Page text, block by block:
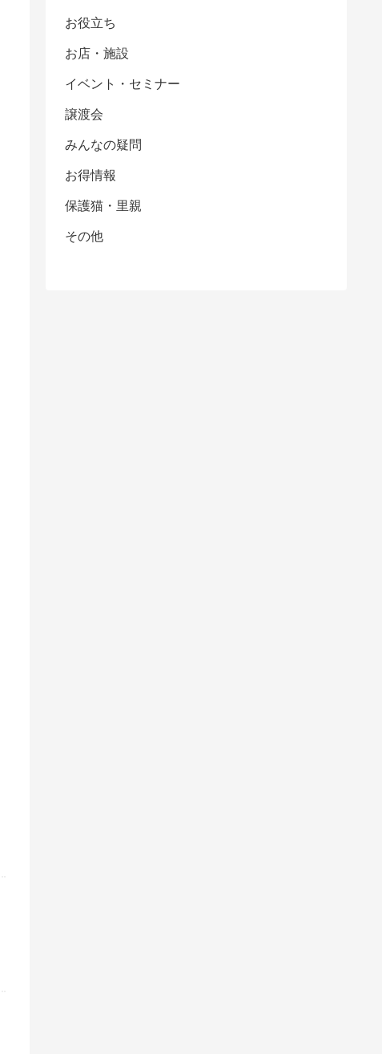
お役立ち
お店・施設
イベント・セミナー
譲渡会
みんなの疑問
お得情報
保護猫・里親
その他